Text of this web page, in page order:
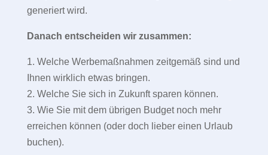
generiert wird.
Danach entscheiden wir zusammen:
1. Welche Werbemaßnahmen zeitgemäß sind und
Ihnen wirklich etwas bringen.
2. Welche Sie sich in Zukunft sparen können.
3. Wie Sie mit dem übrigen Budget noch mehr
erreichen können (oder doch lieber einen Urlaub
buchen).